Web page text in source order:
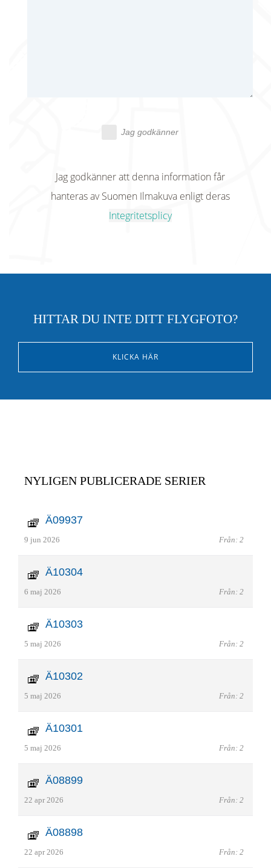
Jag godkänner
Jag godkänner att denna information får
hanteras av Suomen Ilmakuva enligt deras
Integritetsplicy
HITTAR DU INTE DITT FLYGFOTO?
KLICKA HÄR
NYLIGEN PUBLICERADE SERIER
Ä09937
9 jun 2026 Från: 2
Ä10304
6 maj 2026 Från: 2
Ä10303
5 maj 2026 Från: 2
Ä10302
5 maj 2026 Från: 2
Ä10301
5 maj 2026 Från: 2
Ä08899
22 apr 2026 Från: 2
Ä08898
22 apr 2026 Från: 2